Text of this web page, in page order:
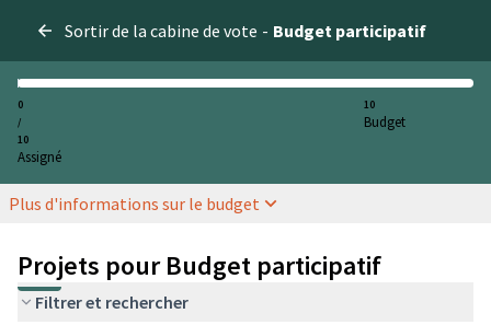
Sortir de la cabine de vote - Budget participatif
0
/
10
Assigné
10
Budget
Plus d'informations sur le budget
Projets pour Budget participatif
Filtrer et rechercher